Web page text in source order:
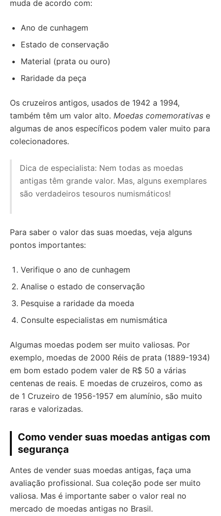
muda de acordo com:
Ano de cunhagem
Estado de conservação
Material (prata ou ouro)
Raridade da peça
Os cruzeiros antigos, usados de 1942 a 1994,
também têm um valor alto. Moedas comemorativas e
algumas de anos específicos podem valer muito para
colecionadores.
Dica de especialista: Nem todas as moedas
antigas têm grande valor. Mas, alguns exemplares
são verdadeiros tesouros numismáticos!
Para saber o valor das suas moedas, veja alguns
pontos importantes:
Verifique o ano de cunhagem
Analise o estado de conservação
Pesquise a raridade da moeda
Consulte especialistas em numismática
Algumas moedas podem ser muito valiosas. Por
exemplo, moedas de 2000 Réis de prata (1889-1934)
em bom estado podem valer de R$ 50 a várias
centenas de reais. E moedas de cruzeiros, como as
de 1 Cruzeiro de 1956-1957 em alumínio, são muito
raras e valorizadas.
Como vender suas moedas antigas com
segurança
Antes de vender suas moedas antigas, faça uma
avaliação profissional. Sua coleção pode ser muito
valiosa. Mas é importante saber o valor real no
mercado de moedas antigas no Brasil.